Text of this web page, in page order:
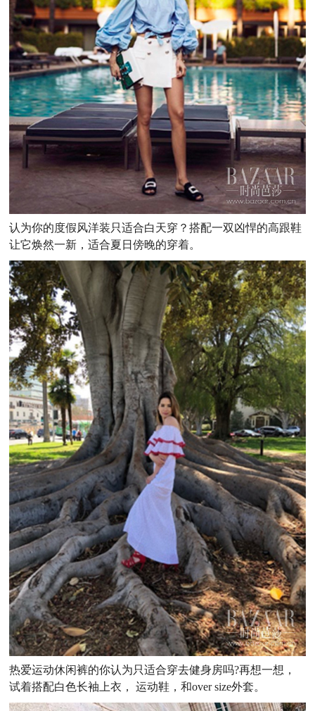
认为你的度假风洋装只适合白天穿？搭配一双凶悍的高跟鞋
让它焕然一新，适合夏日傍晚的穿着。
热爱运动休闲裤的你认为只适合穿去健身房吗?再想一想，
试着搭配白色长袖上衣， 运动鞋，和over size外套。